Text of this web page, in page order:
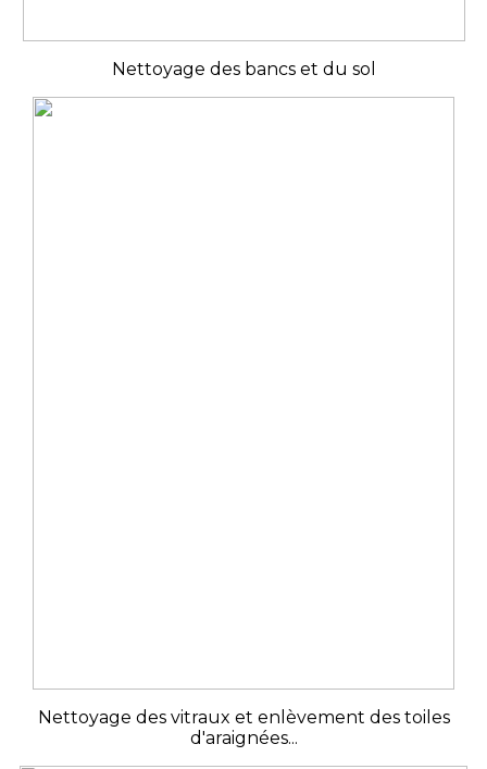
Nettoyage des bancs et du sol
Nettoyage des vitraux et enlèvement des toiles
d'araignées...